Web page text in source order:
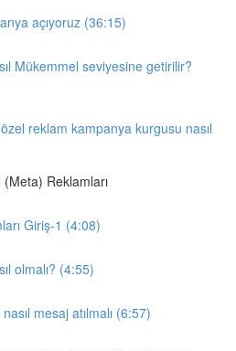
açıyoruz (36:15)
Mükemmel seviyesine getirilir?
reklam kampanya kurgusu nasıl
Reklamları
Giriş-1 (4:08)
olmalı? (4:55)
mesaj atılmalı (6:57)